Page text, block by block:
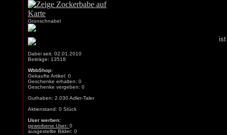
Grünschnabel
Dabei seit: 02.01.2010
Beiträge: 13518
WbbShop:
Gekaufte Artikel: 0
Geschenke erhalten: 0
Geschenke vergeben: 0
Guthaben: 2.030 Adler-Taler
Aktienstand: 0 Stück
User werben:
geworbene User: 0
ausgestellte Bilder: 0
ist